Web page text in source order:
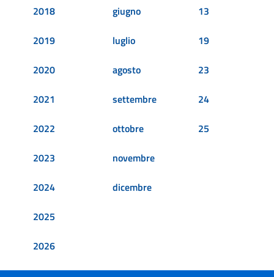
2018
2019
2020
2021
2022
2023
2024
2025
2026
giugno
luglio
agosto
settembre
ottobre
novembre
dicembre
13
19
23
24
25